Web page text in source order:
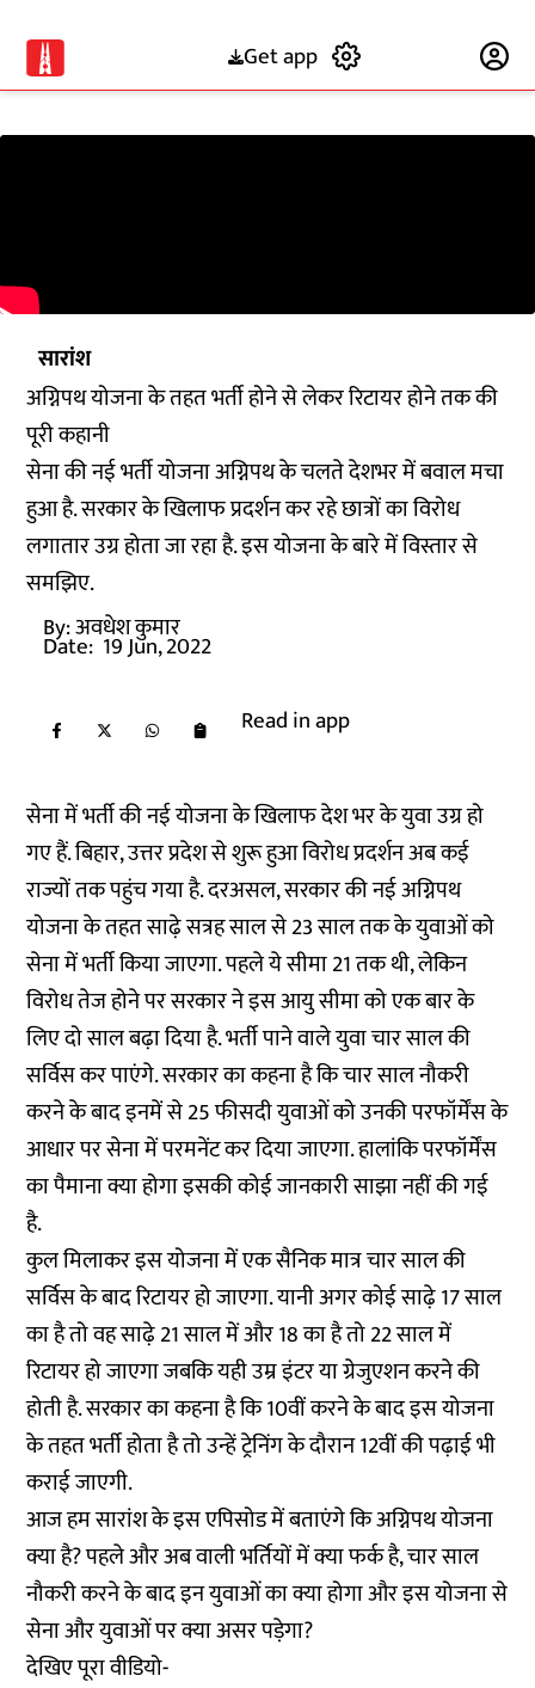
Get app
सारांश
अग्निपथ योजना के तहत भर्ती होने से लेकर रिटायर होने तक की
पूरी कहानी
सेना की नई भर्ती योजना अग्निपथ के चलते देशभर में बवाल मचा
हुआ है. सरकार के खिलाफ प्रदर्शन कर रहे छात्रों का विरोध
लगातार उग्र होता जा रहा है. इस योजना के बारे में विस्तार से
समझिए.
By:अवधेश कुमार
Date: 19 Jun, 2022
Read in app
सेना में भर्ती की नई योजना के खिलाफ देश भर के युवा उग्र हो
गए हैं. बिहार, उत्तर प्रदेश से शुरू हुआ विरोध प्रदर्शन अब कई
राज्यों तक पहुंच गया है. दरअसल, सरकार की नई अग्निपथ
योजना के तहत साढ़े सत्रह साल से 23 साल तक के युवाओं को
सेना में भर्ती किया जाएगा. पहले ये सीमा 21 तक थी, लेकिन
विरोध तेज होने पर सरकार ने इस आयु सीमा को एक बार के
लिए दो साल बढ़ा दिया है. भर्ती पाने वाले युवा चार साल की
सर्विस कर पाएंगे. सरकार का कहना है कि चार साल नौकरी
करने के बाद इनमें से 25 फीसदी युवाओं को उनकी परफॉर्मेंस के
आधार पर सेना में परमनेंट कर दिया जाएगा. हालांकि परफॉर्मेंस
का पैमाना क्या होगा इसकी कोई जानकारी साझा नहीं की गई
है.
कुल मिलाकर इस योजना में एक सैनिक मात्र चार साल की
सर्विस के बाद रिटायर हो जाएगा. यानी अगर कोई साढ़े 17 साल
का है तो वह साढ़े 21 साल में और 18 का है तो 22 साल में
रिटायर हो जाएगा जबकि यही उम्र इंटर या ग्रेजुएशन करने की
होती है. सरकार का कहना है कि 10वीं करने के बाद इस योजना
के तहत भर्ती होता है तो उन्हें ट्रेनिंग के दौरान 12वीं की पढ़ाई भी
कराई जाएगी.
आज हम सारांश के इस एपिसोड में बताएंगे कि अग्निपथ योजना
क्या है? पहले और अब वाली भर्तियों में क्या फर्क है, चार साल
नौकरी करने के बाद इन युवाओं का क्या होगा और इस योजना से
सेना और युवाओं पर क्या असर पड़ेगा?
देखिए पूरा वीडियो-